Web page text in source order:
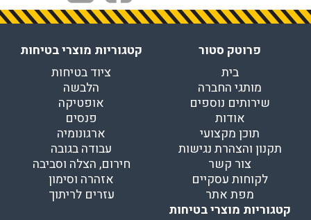
פרוטק סטור
בית
מותגי החברה
שירותים נוספים
אודות
תוכן מקצועי
תקנון והצהרת נגישות
צור קשר
לקוחות עסקיים
מפת אתר
קטגוריות מוצרי בטיחות
ציוד בטיחות
הלבשה
אופטיקה
פנסים
ארגונומיה
עבודה בגובה
חירום, הצלה וסביבה
אזהרה וסימון
עזרים לריתוך
קטגוריות מוצרי בטיחות